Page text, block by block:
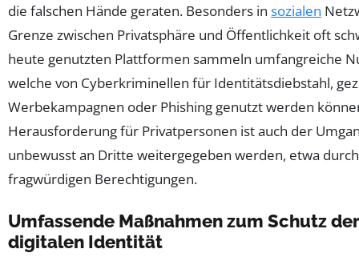
die falschen Hände geraten. Besonders in sozialen
Grenze zwischen Privatsphäre und Öffentlichkeit oft
heute genutzten Plattformen sammeln umfangreiche
welche von Cyberkriminellen für Identitätsdiebstahl,
Werbekampagnen oder Phishing genutzt werden
Herausforderung für Privatpersonen ist auch der
unbewusst an Dritte weitergegeben werden, etwa
fragwürdigen Berechtigungen.
Umfassende Maßnahmen zum Schutz
digitalen Identität